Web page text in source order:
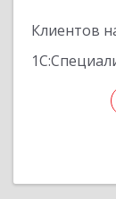
Клиентов